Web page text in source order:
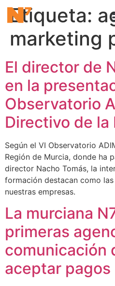
Etiqueta:
marketing
El director de
en la
Observatorio
Directivo de la
Según el VI Observatorio
Región de Murcia, donde ha
director Nacho Tomás, la
formación destacan como
nuestras empresas.
La murciana
primeras
comunicación
aceptar pagos